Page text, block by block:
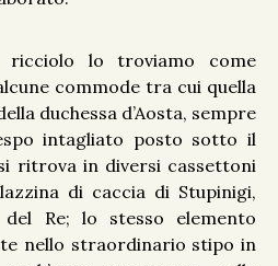
lo troviamo come
commode tra cui quella
duchessa d’Aosta, sempre
intagliato posto sotto il
ritrova in diversi cassettoni
di caccia di Stupinigi,
del Re; lo stesso elemento
nello straordinario stipo in